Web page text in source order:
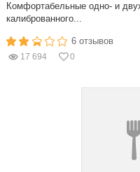
Комфортабельные одно- и
калиброванного...
6 отзывов
17 694 0